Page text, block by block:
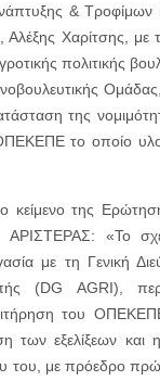
& Τροφίμων
Χαρίτσης, με
πολιτικής
της
το οποίο
κείμενο της
ΑΡΙΣΤΕΡΑΣ: «Το
με τη Γενική
(DG AGRI),
του
των εξελίξεων και
του, με πρόεδρο